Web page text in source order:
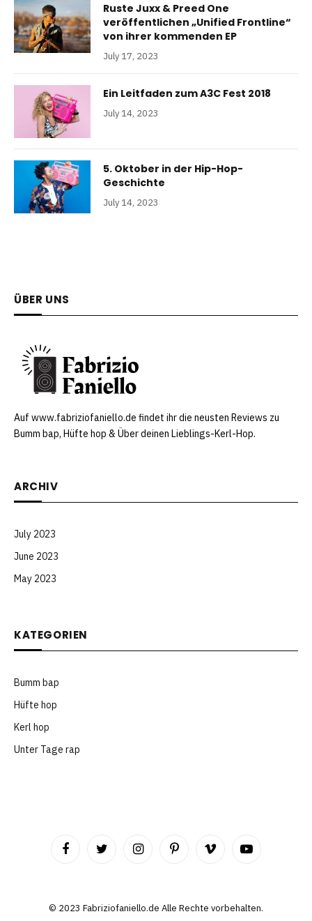
Ruste Juxx & Preed One
veröffentlichen „Unified Frontline“
von ihrer kommenden EP
July 17, 2023
Ein Leitfaden zum A3C Fest 2018
July 14, 2023
5. Oktober in der Hip-Hop-
Geschichte
July 14, 2023
ÜBER UNS
Auf www.fabriziofaniello.de findet ihr die neusten Reviews zu
Bumm bap, Hüfte hop & Über deinen Lieblings-Kerl-Hop.
ARCHIV
July 2023
June 2023
May 2023
KATEGORIEN
Bumm bap
Hüfte hop
Kerl hop
Unter Tage rap
FacebookTwitter InstagramPinterestVimeo YouTube
©️ 2023 Fabriziofaniello.de Alle Rechte vorbehalten.